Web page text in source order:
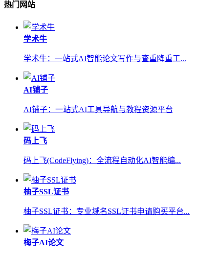
热门网站
学术牛
学术牛：一站式AI智能论文写作与查重降重工...
AI铺子
AI铺子：一站式AI工具导航与教程资源平台
码上飞
码上飞(CodeFlying)：全流程自动化AI智能编...
柚子SSL证书
柚子SSL证书：专业域名SSL证书申请购买平台...
梅子AI论文